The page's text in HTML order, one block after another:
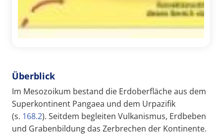
Überblick
Im Mesozoikum bestand die Erdoberfläche aus dem
Superkontinent Pangaea und dem Urpazifik
(s. 168.2). Seitdem begleiten Vulkanismus, Erdbeben
und Grabenbildung das Zerbrechen der Kontinente.